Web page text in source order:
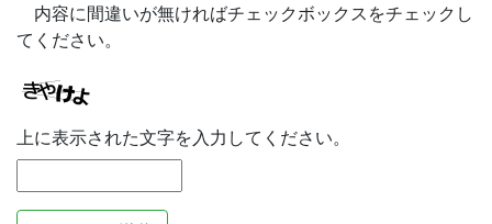
内容に間違いが無ければチェックボックスをチェックし
てください。
上に表示された文字を入力してください。